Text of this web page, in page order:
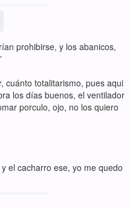
prohibirse, y los abanicos,
cuánto totalitarismo, pues aqui
los días buenos, el ventilador
porculo, ojo, no los quiero
el cacharro ese, yo me quedo